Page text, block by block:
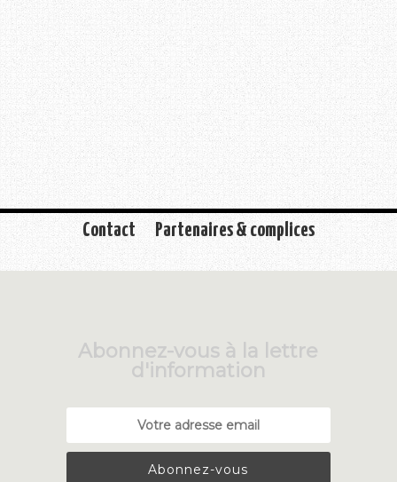
Contact Partenaires & complices
Abonnez-vous à la lettre
d'information
Abonnez-vous